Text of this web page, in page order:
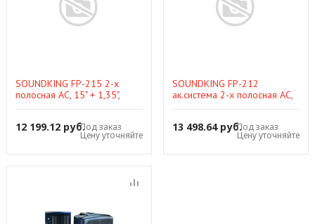
SOUNDKING FP-215 2-х
полосная АС, 15" + 1,35",
12 199.12 руб.Под заказ
Цену уточняйте
SOUNDKING FP-212
ак.система 2-х полосная АС,
13 498.64 руб.Под заказ
Цену уточняйте